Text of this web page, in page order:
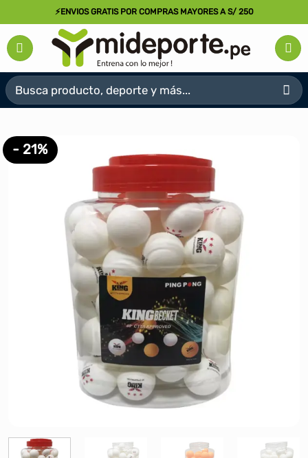
al
contenido
⚡ENVIOS GRATIS POR COMPRAS MAYORES A S/ 250
Buscar
por:
- 21%